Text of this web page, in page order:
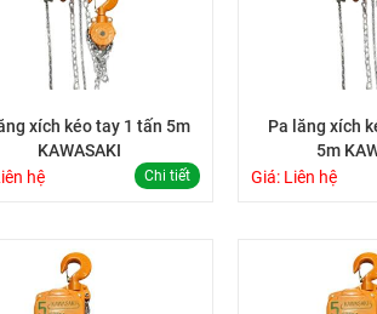
xích kéo tay 1 tấn 5m
KAWASAKI
hệ
Chi tiết
Pa lăng xích
5m
Giá: Liên hệ